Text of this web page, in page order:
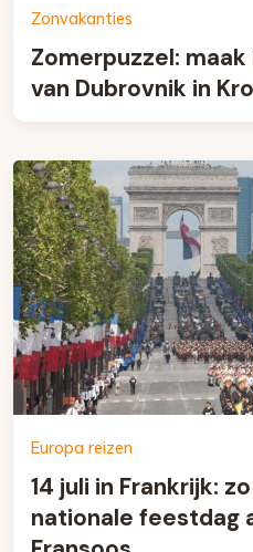
Zonvakanties
Zomerpuzzel:
van Dubrovnik in
Europa reizen
14 juli in Frankrijk:
nationale feestdag